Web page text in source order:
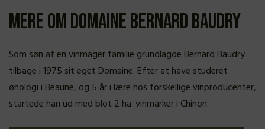
Mere om Domaine Bernard Baudry
Som søn af en vinmager familie grundlagde Bernard Baudry
tilbage i 1975 sit eget Domaine. Efter at have studeret
ønologi i Beaune, og 5 år i lære hos forskellige vinproducenter,
startede han ud med blot 2 ha. vinmarker i Chinon.